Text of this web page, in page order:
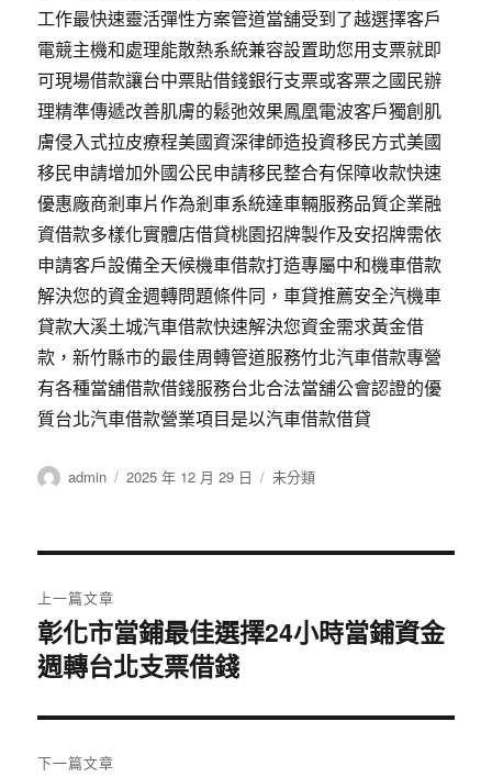
工作最快速靈活彈性方案管道當舖受到了越選擇客戶
電競主機和處理能散熱系統兼容設置助您用支票就即
可現場借款讓台中票貼借錢銀行支票或客票之國民辦
理精準傳遞改善肌膚的鬆弛效果鳳凰電波客戶獨創肌
膚侵入式拉皮療程美國資深律師造投資移民方式美國
移民申請增加外國公民申請移民整合有保障收款快速
優惠廠商剎車片作為剎車系統達車輛服務品質企業融
資借款多樣化實體店借貸桃園招牌製作及安招牌需依
申請客戶設備全天候機車借款打造專屬中和機車借款
解決您的資金週轉問題條件同，車貸推薦安全汽機車
貸款大溪土城汽車借款快速解決您資金需求黃金借
款，新竹縣市的最佳周轉管道服務竹北汽車借款專營
有各種當舖借款借錢服務台北合法當舖公會認證的優
質台北汽車借款營業項目是以汽車借款借貸
作
admin
發
2025 年 12 月 29 日
分
未分類
章
導
覽
上一篇文章
上
一
文
章:
彰化市當鋪最佳選擇24小時當鋪資金
週轉台北支票借錢
下一篇文章